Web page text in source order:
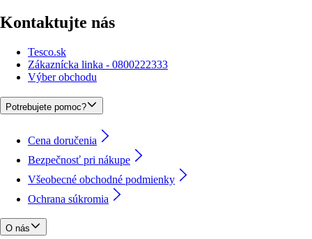
Kontaktujte nás
Tesco.sk
Zákaznícka linka - 0800222333
Výber obchodu
Potrebujete pomoc?
Cena doručenia
Bezpečnosť pri nákupe
Všeobecné obchodné podmienky
Ochrana súkromia
O nás